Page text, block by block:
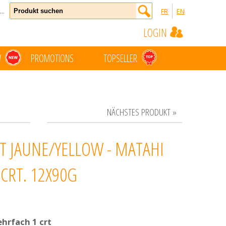
FR EN
LOGIN
PROMOTIONS TOPSELLER
NÄCHSTES PRODUKT »
JAUNE/YELLOW - MATAHI
12X90G
1 crt